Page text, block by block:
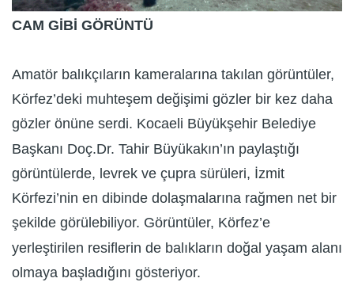
CAM GİBİ GÖRÜNTÜ
Amatör balıkçıların kameralarına takılan görüntüler,
Körfez’deki muhteşem değişimi gözler bir kez daha
gözler önüne serdi. Kocaeli Büyükşehir Belediye
Başkanı Doç.Dr. Tahir Büyükakın’ın paylaştığı
görüntülerde, levrek ve çupra sürüleri, İzmit
Körfezi’nin en dibinde dolaşmalarına rağmen net bir
şekilde görülebiliyor. Görüntüler, Körfez’e
yerleştirilen resiflerin de balıkların doğal yaşam alanı
olmaya başladığını gösteriyor.